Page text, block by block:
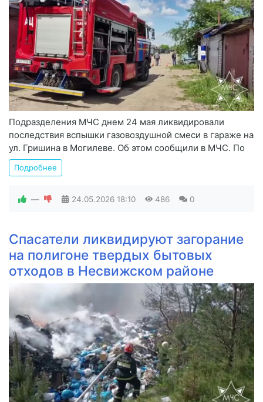
Подразделения МЧС днем 24 мая ликвидировали
последствия вспышки газовоздушной смеси в гараже на
ул. Гришина в Могилеве. Об этом сообщили в МЧС. По
Подробнее
— 24.05.2026 18:10 486 0
Спасатели ликвидируют загорание
на полигоне твердых бытовых
отходов в Несвижском районе